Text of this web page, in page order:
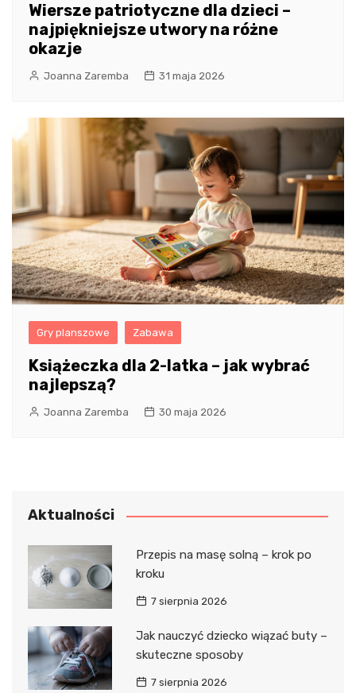
Wiersze patriotyczne dla dzieci –
najpiękniejsze utwory na różne
okazje
Joanna Zaremba 31 maja 2026
Gry planszowe Zabawa
Książeczka dla 2-latka – jak wybrać
najlepszą?
Joanna Zaremba 30 maja 2026
Aktualności
Przepis na masę solną – krok po
kroku
7 sierpnia 2026
Jak nauczyć dziecko wiązać buty –
skuteczne sposoby
7 sierpnia 2026